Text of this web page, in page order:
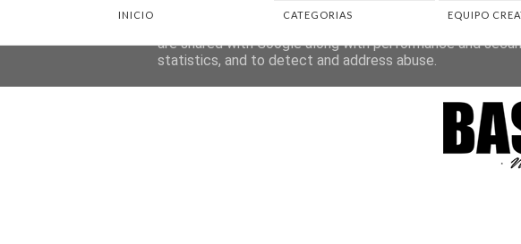
INICIO CATEGORIAS EQUIPO
This site uses cookies from Google to deliver its
are shared with Google along with performance and
statistics, and to detect and address abuse.